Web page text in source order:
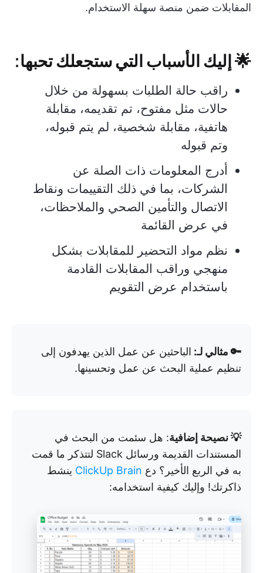
المقابلات ضمن منصة سهلة الاستخدام.
🌟 إليك الأسباب التي ستجعلك تحبها:
راقب حالة الطلبات بسهولة من خلال
حالات مثل مفتوح، تم تقديمه، مقابلة
هاتفية، مقابلة شخصية، لم يتم قبوله،
وتم قبوله
أدرج المعلومات ذات الصلة عن
الشركات، بما في ذلك التقييمات ونقاط
الاتصال والتأمين الصحي والملاحظات،
في عرض القائمة
نظم مواد التحضير للمقابلات بشكل
منهجي وراقب المقابلات القادمة
باستخدام عرض التقويم
🔑 مثالي لـ: الباحثين عن عمل الذين يهدفون إلى
تنظيم عملية البحث عن عمل وتحسينها.
💡 نصيحة إضافية: هل سئمت من البحث في
المستندات القديمة ورسائل Slack لتتذكر ما قمت
به في الربع الأخير؟ دع ClickUp Brain ينشط
ذاكرتك! وإليك كيفية استخدامه: